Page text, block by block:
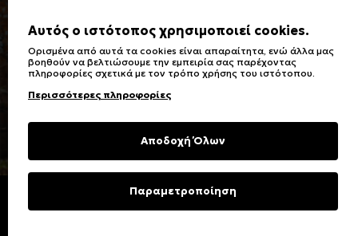
Γενικά
Καταστήματα
Ειδικές Εκπτώσεις ΑμΕΑ
Δωροκάρτες
Συχνές Ερωτήσεις
Φροντίδα Ρούχων
Σύμβολα πλύσης,
σιδερώματος
υφασμάτων
Επικοινωνία
Copyright © 2023 Energiers.gr
Αυτός ο ιστότοπος χρησιμοποιεί cookies.
Ορισμένα από αυτά τα cookies είναι απαραίτητα, ενώ άλλα μας
βοηθούν να βελτιώσουμε την εμπειρία σας παρέχοντας
πληροφορίες σχετικά με τον τρόπο χρήσης του ιστότοπου.
Περισσότερες πληροφορίες
Αποδοχή Όλων
Παραμετροποίηση